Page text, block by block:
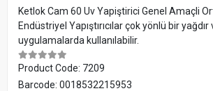
Ketlok Cam 60 Uv Yapiştirici Genel Amaçli
Endüstriyel Yapıştırıcılar çok yönlü bir yağdır
uygulamalarda kullanılabilir.
Product Code: 7209
Barcode: 0018532215953